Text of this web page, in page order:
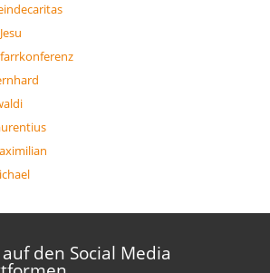
den Social Media